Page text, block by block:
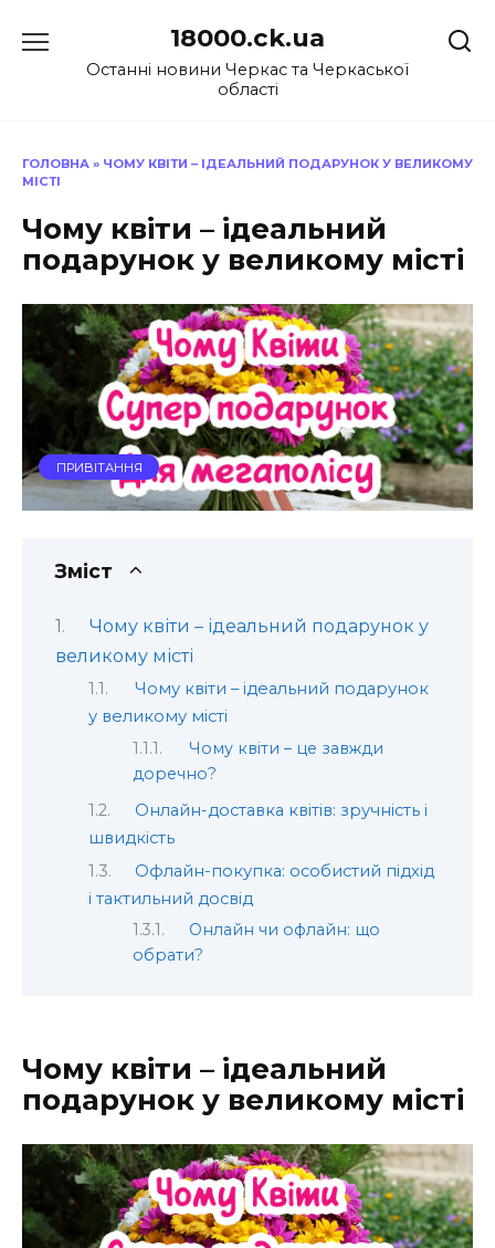
до
18000.ck.ua
Останні новини Черкас та Черкаської
області
ГОЛОВНА » ЧОМУ КВІТИ – ІДЕАЛЬНИЙ ПОДАРУНОК У ВЕЛИКОМУ
МІСТІ
Чому квіти – ідеальний
подарунок у великому місті
ПРИВІТАННЯ
Зміст
Чому квіти – ідеальний подарунок у
великому місті
Чому квіти – ідеальний подарунок
у великому місті
Чому квіти – це завжди
доречно?
Онлайн-доставка квітів: зручність і
швидкість
Офлайн-покупка: особистий підхід
і тактильний досвід
Онлайн чи офлайн: що
обрати?
Чому квіти – ідеальний
подарунок у великому місті